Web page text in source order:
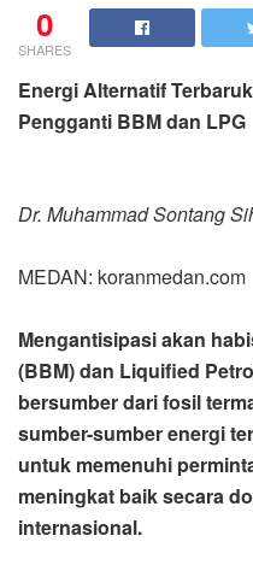
0
SHARES
Energi Alternatif
Pengganti BBM dan LPG
Dr. Muhammad Sontang
MEDAN: koranmedan.com
Mengantisipasi akan
(BBM) dan Liquified
bersumber dari fosil
sumber-sumber energi
untuk memenuhi
meningkat baik secara
internasional.